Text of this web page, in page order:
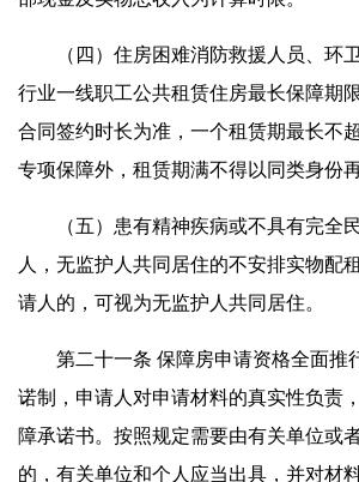
（四）住房困难消防救援人员、环
行业一线职工公共租赁住房最长保障期
合同签约时长为准，一个租赁期最长不
专项保障外，租赁期满不得以同类身份
（五）患有精神疾病或不具有完全
人，无监护人共同居住的不安排实物配
请人的，可视为无监护人共同居住。
第二十一条 保障房申请资格全面推
诺制，申请人对申请材料的真实性负责
障承诺书。按照规定需要由有关单位或
的，有关单位和个人应当出具，并对材